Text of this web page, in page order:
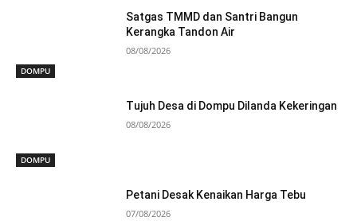
DOMPU
Satgas TMMD dan Santri Bangun
Kerangka Tandon Air
08/08/2026
DOMPU
Tujuh Desa di Dompu Dilanda Kekeringan
08/08/2026
Petani Desak Kenaikan Harga Tebu
07/08/2026